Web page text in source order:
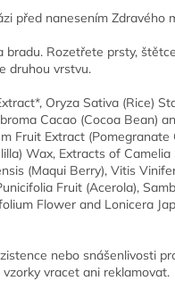
před nanesením Zdravého
Rozetřete prsty,
druhou vrstvu.
Oryza Sativa (Rice)
Cacao (Cocoa Bean)
Fruit Extract (Pomegranate
Wax, Extracts of
(Maqui Berry), Vitis
Fruit (Acerola),
Flower and Lonicera
nebo snášenlivosti
vracet ani reklamovat.